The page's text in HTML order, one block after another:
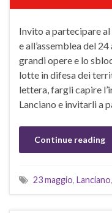
Invito a partecipare
e all’assemblea del
grandi opere e lo
lotte in difesa dei
lettera, fargli capire
Lanciano e invitarli a
Continue reading
23 maggio, Lanciano,